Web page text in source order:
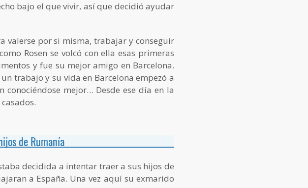
bajo el que vivir, así que decidió ayudar
valerse por si misma, trabajar y conseguir
Rosen se volcó con ella esas primeras
y fue su mejor amigo en Barcelona.
trabajo y su vida en Barcelona empezó a
mejor… Desde ese día en la
de Rumanía
decidida a intentar traer a sus hijos de
a España. Una vez aquí su exmarido